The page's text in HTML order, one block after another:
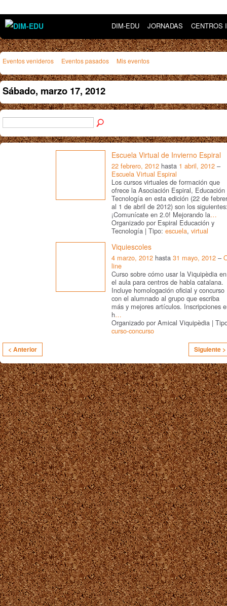
DIM-EDU JORNADAS CENTROS
Eventos venideros Eventos pasados Mis eventos
Sábado, marzo 17, 2012
Escuela Virtual de Invierno Espiral
22 febrero, 2012 hasta 1 abril, 2012 –
Escuela Virtual Espiral
Los cursos virtuales de formación que
ofrece la Asociación Espiral, Educación
Tecnología en esta edición (22 de
al 1 de abril de 2012) son los
¡Comunícate en 2.0! Mejorando la…
Organizado por Espiral Educación y
Tecnología | Tipo: escuela, virtual
Viquiescoles
4 marzo, 2012 hasta 31 mayo, 2012 –
line
Curso sobre cómo usar la Viquipèdia en
el aula para centros de habla catalana.
Incluye homologación oficial y concurso
con el alumnado al grupo que escriba
más y mejores artículos. Inscripciones
h…
Organizado por Amical Viquipèdia |
curso-concurso
< Anterior Siguiente >